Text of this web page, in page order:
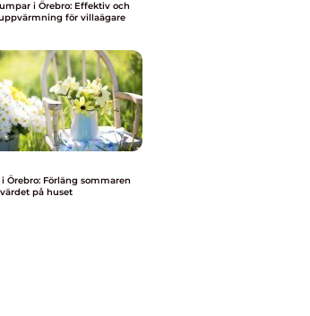
i Örebro: Effektiv och
för villaägare
Örebro: Förläng sommaren
på huset